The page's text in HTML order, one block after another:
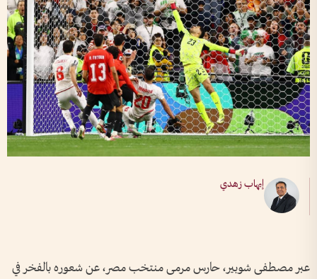
إيهاب زهدي
عبر مصطفى شوبير، حارس مرمى منتخب مصر، عن شعوره بالفخر في